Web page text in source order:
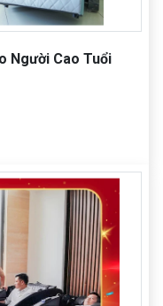
Người Cao Tuổi